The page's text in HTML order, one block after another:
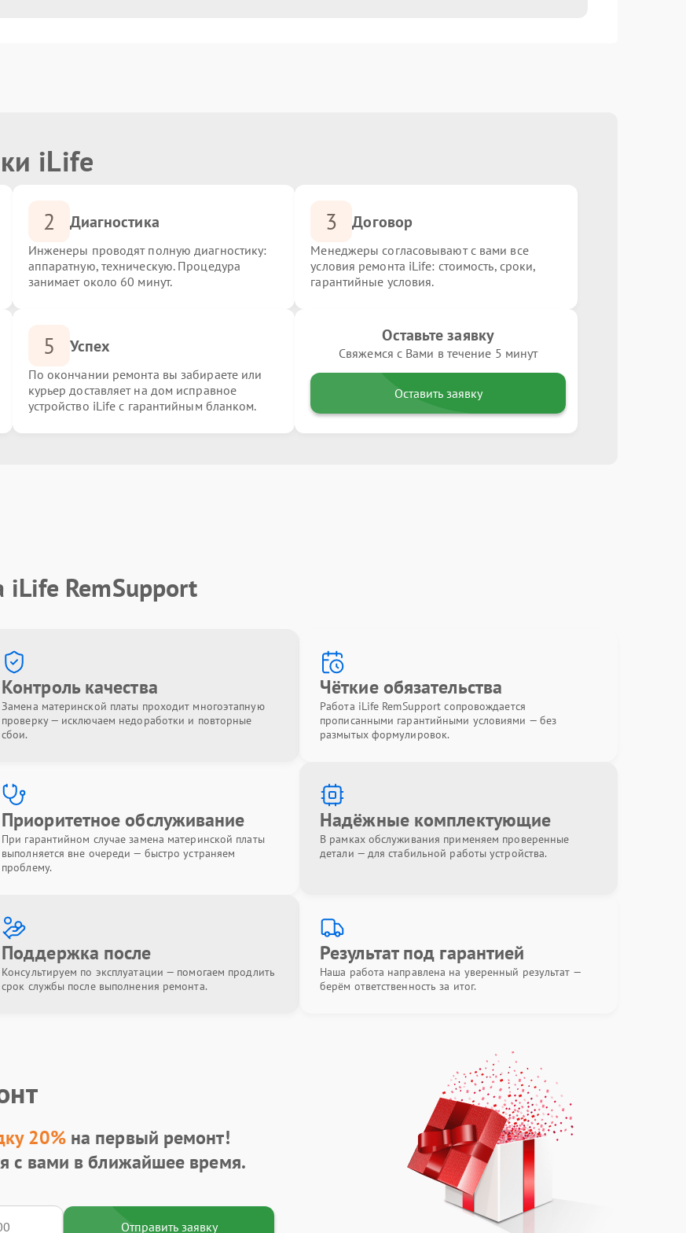
iLife
2 Диагностика
Инженеры проводят полную диагностику:
аппаратную, техническую. Процедура
занимает около 60 минут.
3 Договор
Менеджеры согласовывают с вами все
условия ремонта iLife: стоимость, сроки,
гарантийные условия.
5 Успех
По окончании ремонта вы забираете или
курьер доставляет на дом исправное
устройство iLife с гарантийным бланком.
Оставьте заявку
Свяжемся с Вами в течение 5 минут
Оставить заявку
iLife RemSupport
Контроль качества
Замена материнской платы проходит многоэтапную
проверку — исключаем недоработки и повторные
сбои.
Чёткие обязательства
Работа iLife RemSupport сопровождается
прописанными гарантийными условиями — без
размытых формулировок.
Приоритетное обслуживание
При гарантийном случае замена материнской платы
выполняется вне очереди — быстро устраняем
проблему.
Надёжные комплектующие
В рамках обслуживания применяем проверенные
детали — для стабильной работы устройства.
Поддержка после
Консультируем по эксплуатации — помогаем продлить
срок службы после выполнения ремонта.
Результат под гарантией
Наша работа направлена на уверенный результат —
берём ответственность за итог.
20%на первый ремонт!
с вами в ближайшее время.
Отправить заявку